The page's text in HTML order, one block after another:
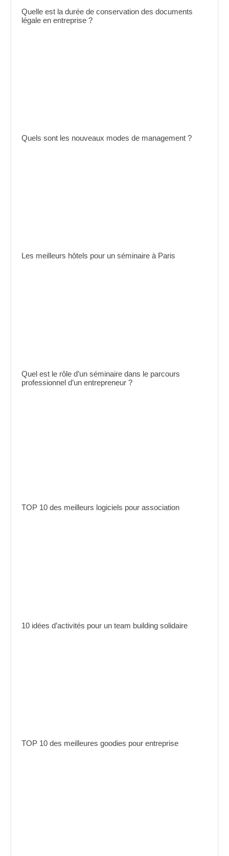
Quelle est la durée de conservation des documents
légale en entreprise ?
Quels sont les nouveaux modes de management ?
Les meilleurs hôtels pour un séminaire à Paris
Quel est le rôle d’un séminaire dans le parcours
professionnel d’un entrepreneur ?
TOP 10 des meilleurs logiciels pour association
10 idées d’activités pour un team building solidaire
TOP 10 des meilleures goodies pour entreprise